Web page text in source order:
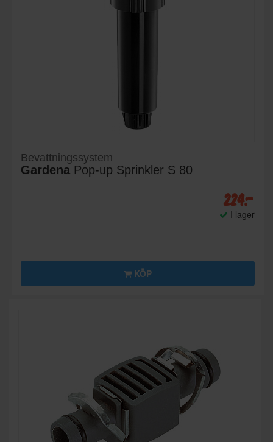
Bevattningssystem
Gardena Pop-up Sprinkler S 80
224:-
I lager
KÖP